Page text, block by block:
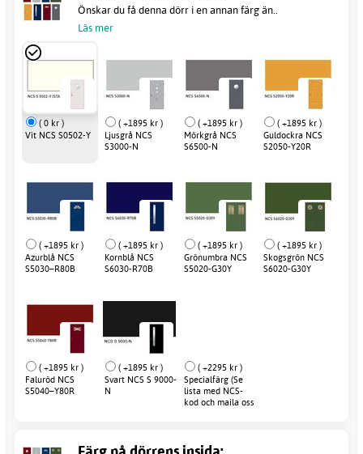
Önskar du få denna dörr i en annan färg än..
Läs mer
( 0 kr )
Vit NCS S0502-Y
( +1895 kr )
Ljusgrå NCS
S3000-N
( +1895 kr )
Mörkgrå NCS
S6500-N
( +1895 kr )
Guldockra NCS
S2050-Y20R
( +1895 kr )
Azurblå NCS
S5030–R80B
( +1895 kr )
Kornblå NCS
S6030-R70B
( +1895 kr )
Grönumbra NCS
S5020-G30Y
( +1895 kr )
Skogsgrön NCS
S6020-G30Y
( +1895 kr )
Faluröd NCS
S5040–Y80R
( +1895 kr )
Svart NCS S 9000-
N
( +2295 kr )
Specialfärg (Se
lista med NCS-
kod och maila oss